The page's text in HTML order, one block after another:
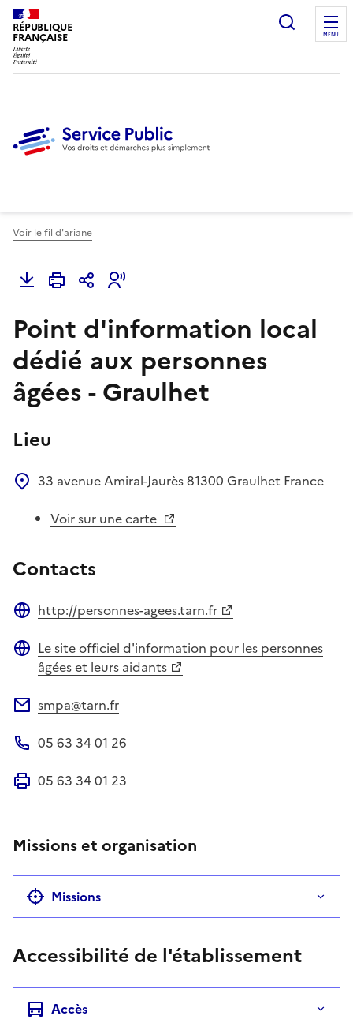
RÉPUBLIQUE
FRANÇAISE
Ouvrir
MENU
Voir le fil d'ariane
Point d'information local
dédié aux personnes
âgées - Graulhet
Lieu
33 avenue Amiral-Jaurès81300 Graulhet France
Voir sur une carte
Contacts
http://personnes-agees.tarn.fr
Site web
Le site officiel d'information pour les personnes
âgées et leurs aidants
smpa@tarn.fr
05 63 34 01 26
05 63 34 01 23
Missions et organisation
Missions
Accessibilité de l'établissement
Accès